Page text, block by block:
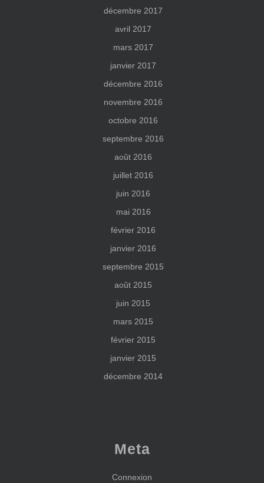
décembre 2017
avril 2017
mars 2017
janvier 2017
décembre 2016
novembre 2016
octobre 2016
septembre 2016
août 2016
juillet 2016
juin 2016
mai 2016
février 2016
janvier 2016
septembre 2015
août 2015
juin 2015
mars 2015
février 2015
janvier 2015
décembre 2014
Meta
Connexion